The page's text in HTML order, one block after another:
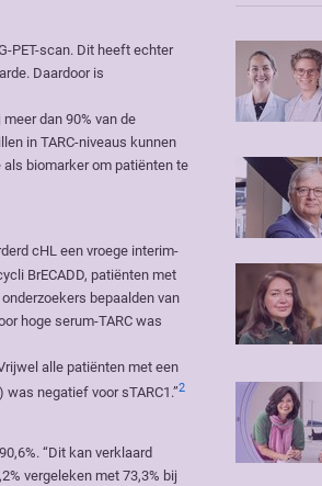
PET-scan. Dit heeft echter
Daardoor is
dan 90% van de
in TARC-niveaus kunnen
biomarker om patiënten te
cHL een vroege interim-
BrECADD, patiënten met
bepaalden van
hoge serum-TARC was
alle patiënten met een
negatief voor sTARC1.”2
“Dit kan verklaard
vergeleken met 73,3% bij